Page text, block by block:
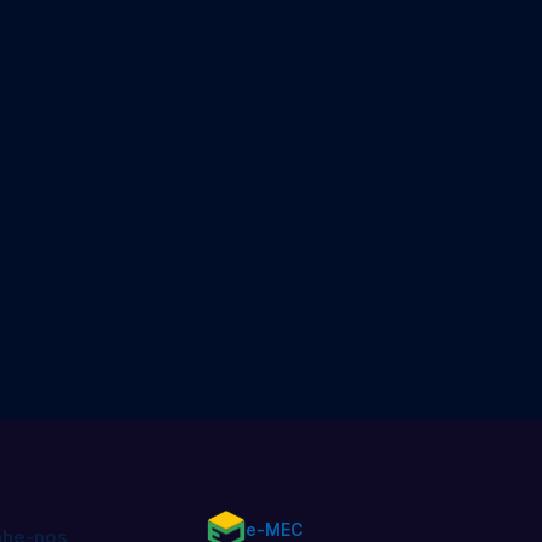
nos e-MEC